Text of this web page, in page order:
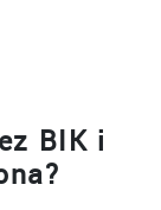
BIK i